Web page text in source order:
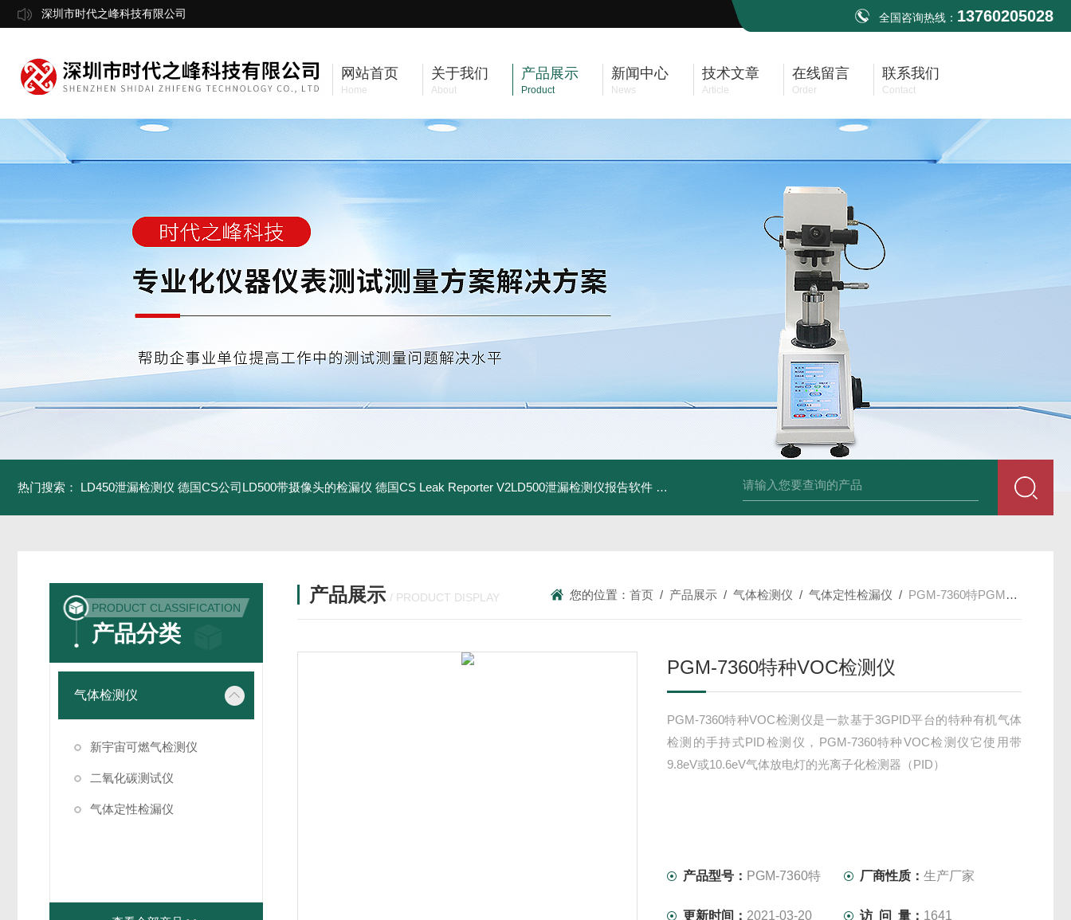
深圳市时代之峰科技有限公司 全国咨询热线： 13760205028
网站首页
Home
关于我们
About
产品展示
Product
新闻中心
News
技术文章
Article
在线留言
Order
联系我们
Contact
热门搜索： LD450泄漏检测仪 德国CS公司LD500带摄像头的检漏仪 德国CS Leak Reporter V2LD500泄漏检测仪报告软件 UltraCam LD500德国CS公司声学泄漏摄像机检测仪 德国美翠Metrel MI2088
PRODUCT CLASSIFICATION
产品分类
气体检测仪
新宇宙可燃气检测仪
二氧化碳测试仪
气体定性检漏仪
产品展示 / PRODUCT DISPLAY 您的位置：首页 / 产品展示 /气体检测仪 /气体定性检漏仪 / PGM-7360特PGM-7360特种VOC检测仪
PGM-7360特种VOC检测仪
PGM-7360特种VOC检测仪是一款基于3GPID平台的特种有机气体
检测的手持式PID检测仪，PGM-7360特种VOC检测仪它使用带
9.8eV或10.6eV气体放电灯的光离子化检测器（PID）
产品型号： PGM-7360特 厂商性质：生产厂家
更新时间： 2021-03-20 访 问 量： 1641